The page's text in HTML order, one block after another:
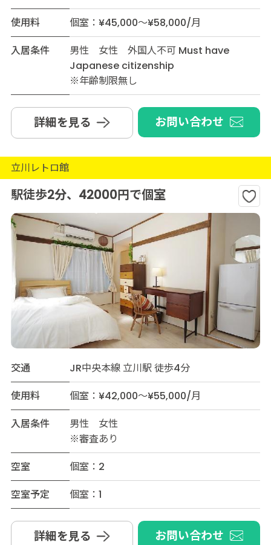
使用料
個室：¥45,000～¥58,000/月
入居条件
男性 女性 外国人不可 Must have
Japanese citizenship
※年齢制限無し
詳細を見る お問い合わせ
立川レトロ館
駅徒歩2分、42000円で個室
交通
JR中央本線 立川駅 徒歩4分
使用料
個室：¥42,000～¥55,000/月
入居条件
男性 女性
※審査あり
空室
個室：2
空室予定
個室：1
詳細を見る お問い合わせ